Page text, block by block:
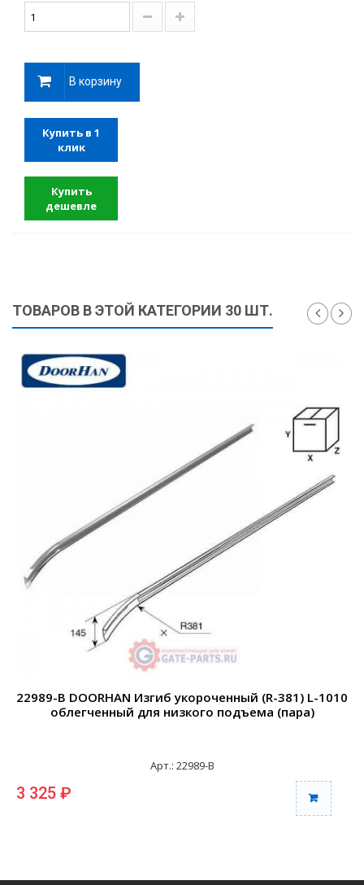
В корзину
Купить в 1
клик
Купить
дешевле
ТОВАРОВ В ЭТОЙ КАТЕГОРИИ 30 ШТ.
22989-B DOORHAN Изгиб укороченный (R-381) L-1010
облегченный для низкого подъема (пара)
Арт.: 22989-B
3 325 ₽